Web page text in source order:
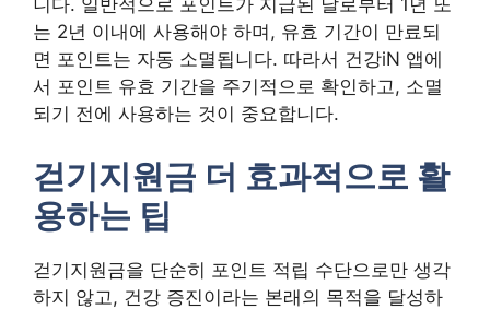
니다. 일반적으로 포인트가 지급된 날로부터 1년 또
는 2년 이내에 사용해야 하며, 유효 기간이 만료되
면 포인트는 자동 소멸됩니다. 따라서 건강iN 앱에
서 포인트 유효 기간을 주기적으로 확인하고, 소멸
되기 전에 사용하는 것이 중요합니다.
걷기지원금 더 효과적으로 활
용하는 팁
걷기지원금을 단순히 포인트 적립 수단으로만 생각
하지 않고, 건강 증진이라는 본래의 목적을 달성하